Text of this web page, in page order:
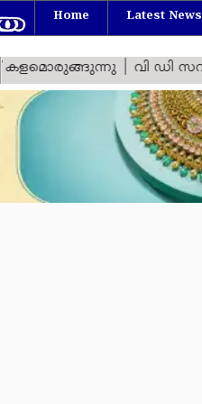
Home Latest News